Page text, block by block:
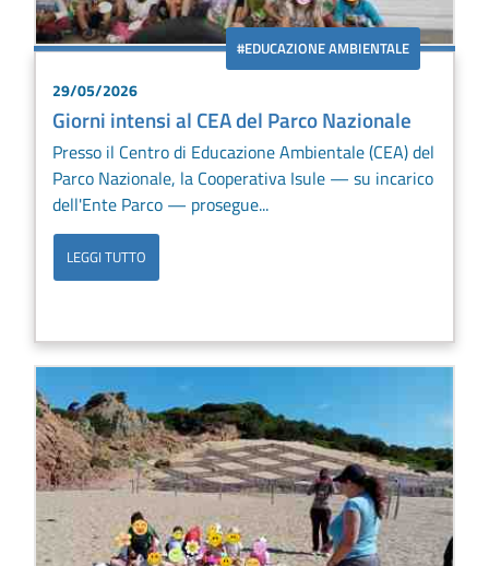
#EDUCAZIONE AMBIENTALE
29/05/2026
Giorni intensi al CEA del Parco Nazionale
Presso il Centro di Educazione Ambientale (CEA) del
Parco Nazionale, la Cooperativa Isule — su incarico
dell'Ente Parco — prosegue...
LEGGI TUTTO